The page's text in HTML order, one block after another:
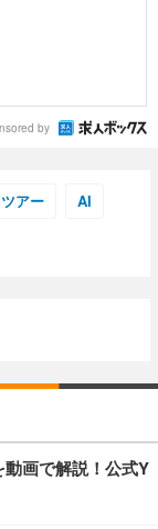
by
アー AI
動画で解説！公式Y